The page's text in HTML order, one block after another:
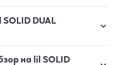
DUAL
на lil SOLID